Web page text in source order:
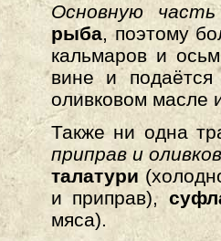
Основную
рыба, поэтому
кальмаров и
вине и
оливковом масле
Также ни одна
приправ и
талатури
и приправ),
мяса).